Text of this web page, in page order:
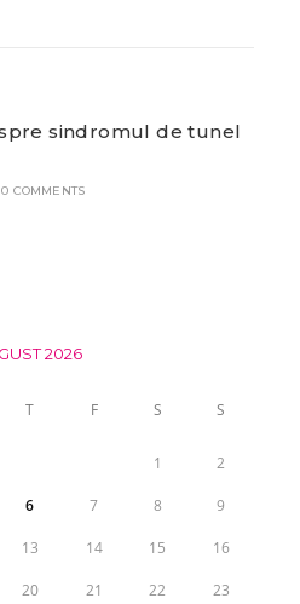
sindromul de tunel
0 COMMENTS
2026
T F S S
1 2
6 7 8 9
13 14 15 16
20 21 22 23